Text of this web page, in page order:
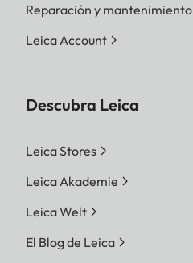
Reparación y mantenimiento
Leica Account
Descubra Leica
Leica Stores
Leica Akademie
Leica Welt
El Blog de Leica